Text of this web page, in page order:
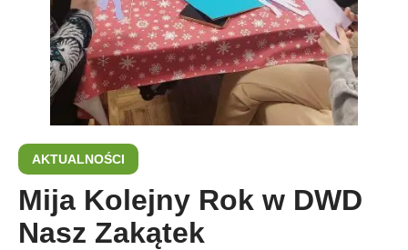
AKTUALNOŚCI
Mija Kolejny Rok w DWD
Nasz Zakątek